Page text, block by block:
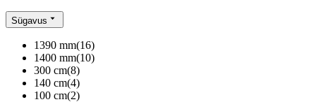
Sügavus
1390 mm(16)
1400 mm(10)
300 cm(8)
140 cm(4)
100 cm(2)